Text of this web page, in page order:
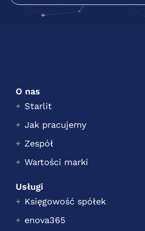
O nas
Starlit
Jak pracujemy
Zespół
Wartości marki
Usługi
Księgowość spółek
enova365